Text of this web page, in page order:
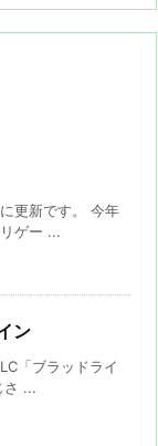
更新です。 今年
ゲー ...
ン
「ブラッドライ
さ ...